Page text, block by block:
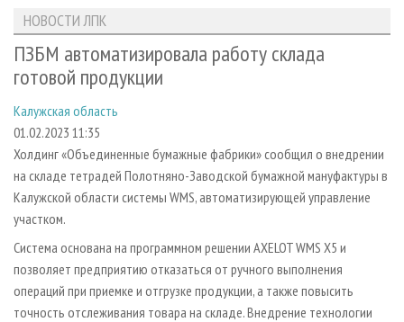
ЛЕСОЗАГОТОВКА
ЛЕСОПИЛЕНИЕ
СУШКА ДРЕВЕСИНЫ
ПРОИЗВОДСТВО ДРЕВЕСНЫХ ПЛИТ
ДЕРЕВЯННОЕ ДОМОСТРОЕНИЕ
ПРОИЗВОДСТВО МЕБЕЛИ
БИОЭНЕРГЕТИКА
ЦБП
ИНСТРУМЕНТ И МАТЕРИАЛЫ
НОВОСТИ ЛПК
НОВОСТИ ЖУРНАЛА
ПРОЕКТЫ ЛПИ
АНАЛИТИКА
ПРЕДПРИЯТИЯ ЛПК
ПЕРСОНЫ
МОБИЛЬНЫЕ ВЫСТАВКИ
ОФИЦИАЛЬНЫЕ ДЕЛЕГАЦИИ
ПРИОРИТЕТНЫЕ ИНВЕСТПРОЕКТЫ
RUSSIAN FORESTRY REVIEW
ГАЗЕТА ЛЕСПРОМФОРУМ
БИБЛИОТЕКА СПЕЦИАЛИСТА
АРХИВ
АРХИВ ЖУРНАЛОВ
СТАТЬИ
О ЖУРНАЛЕ
ПОДПИСКА
КОНТАКТЫ
РЕКЛАМОДАТЕЛЯМ
РЕКЛАМА
РЕКЛАМА НА САЙТЕ
НОВОСТИ ЛПК
ПЗБМ автоматизировала работу склада
готовой продукции
Калужская область
01.02.2023 11:35
Холдинг «Объединенные бумажные фабрики» сообщил о внедрении
на складе тетрадей Полотняно-Заводской бумажной мануфактуры в
Калужской области системы WMS, автоматизирующей управление
участком.
Система основана на программном решении AXELOT WMS X5 и
позволяет предприятию отказаться от ручного выполнения
операций при приемке и отгрузке продукции, а также повысить
точность отслеживания товара на складе. Внедрение технологии